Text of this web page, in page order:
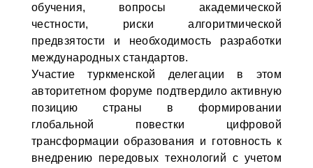
обучения, вопросы академической
честности, риски алгоритмической
предвзятости и необходимость разработки
международных стандартов.
Участие туркменской делегации в этом
авторитетном форуме подтвердило активную
позицию страны в формировании
глобальной повестки цифровой
трансформации образования и готовность к
внедрению передовых технологий с учетом